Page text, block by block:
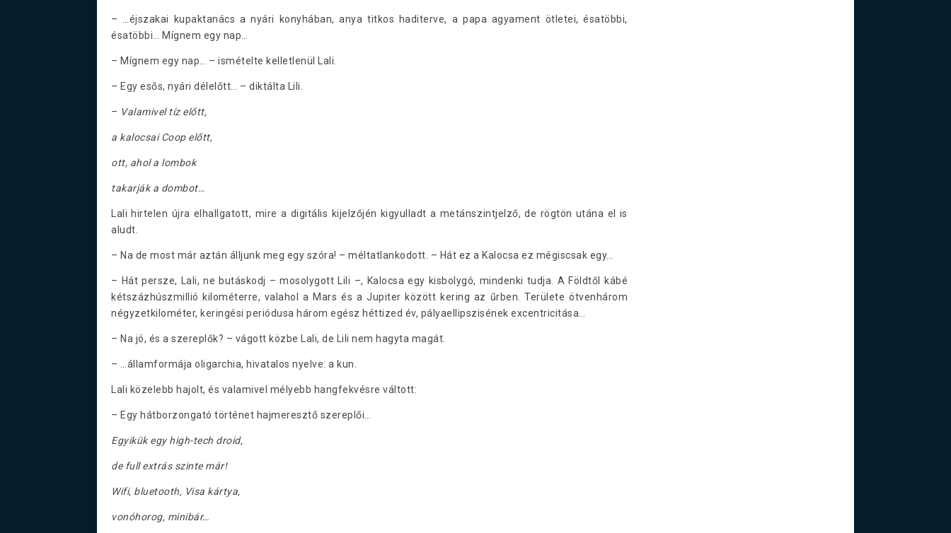
– …éjszakai kupaktanács a nyári konyhában, anya titkos haditerve, a papa agyament ötletei, ésatöbbi,
ésatöbbi… Mígnem egy nap…
– Mígnem egy nap… – ismételte kelletlenül Lali.
– Egy esős, nyári délelőtt… – diktálta Lili.
– Valamivel tíz előtt,
a kalocsai Coop előtt,
ott, ahol a lombok
takarják a dombot…
Lali hirtelen újra elhallgatott, mire a digitális kijelzőjén kigyulladt a metánszintjelző, de rögtön utána el is
aludt.
– Na de most már aztán álljunk meg egy szóra! – méltatlankodott. – Hát ez a Kalocsa ez mégiscsak egy…
– Hát persze, Lali, ne butáskodj – mosolygott Lili –, Kalocsa egy kisbolygó, mindenki tudja. A Földtől kábé
kétszázhúszmillió kilométerre, valahol a Mars és a Jupiter között kering az űrben. Területe ötvenhárom
négyzetkilométer, keringési periódusa három egész héttized év, pályaellipszisének excentricitása…
– Na jó, és a szereplők? – vágott közbe Lali, de Lili nem hagyta magát.
– …államformája oligarchia, hivatalos nyelve: a kun.
Lali közelebb hajolt, és valamivel mélyebb hangfekvésre váltott:
– Egy hátborzongató történet hajmeresztő szereplői…
Egyikük egy high-tech droid,
de full extrás szinte már!
Wifi, bluetooth, Visa kártya,
vonóhorog, minibár…